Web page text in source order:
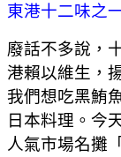
東港十二味之
廢話不多說，
港賴以維生，
我們想吃黑鮪
日本料理。今
人氣市場名攤